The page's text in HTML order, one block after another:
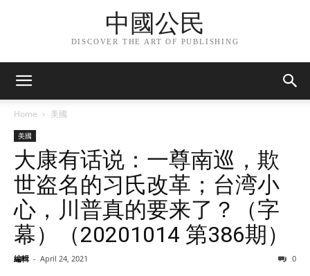
中國公民
DISCOVER THE ART OF PUBLISHING
Home 美國
美國
大康有话说：一尊南巡，欺
世盗名的习氏改革；台湾小
心，川普真的要来了？（字
幕）（20201014 第386期）
編輯 - April 24, 2021 0